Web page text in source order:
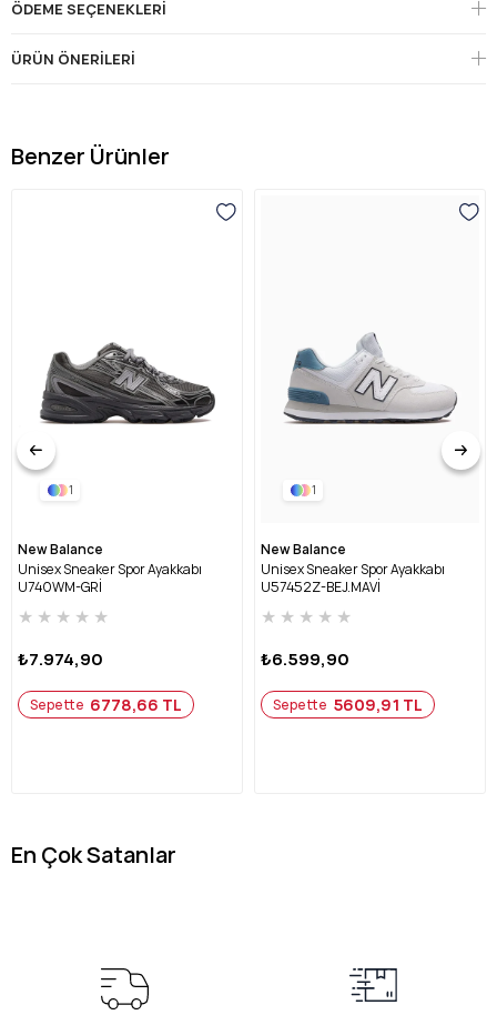
ÖDEME SEÇENEKLERI
ÜRÜN ÖNERILERI
Benzer Ürünler
1
New Balance
Unisex Sneaker Spor Ayakkabı
U740WM-GRİ
★ ★ ★ ★ ★
₺7.974,90
Sepette 6778,66 TL
1
New Balance
Unisex Sneaker Spor Ayakkabı
U57452Z-BEJ.MAVİ
★ ★ ★ ★ ★
₺6.599,90
Sepette 5609,91 TL
En Çok Satanlar